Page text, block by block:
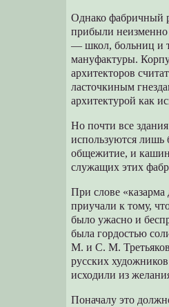
Однако фабричный
прибыли неизменно
— школ, больниц и
мануфактуры.
архитекторов
ласточкиным
архитектурой как
Но почти все
используются лишь
общежитие, и
служащих этих
При слове
приучали к тому,
было ужасно и
была гордостью
М. и С. М.
русских
исходили из
Поначалу это